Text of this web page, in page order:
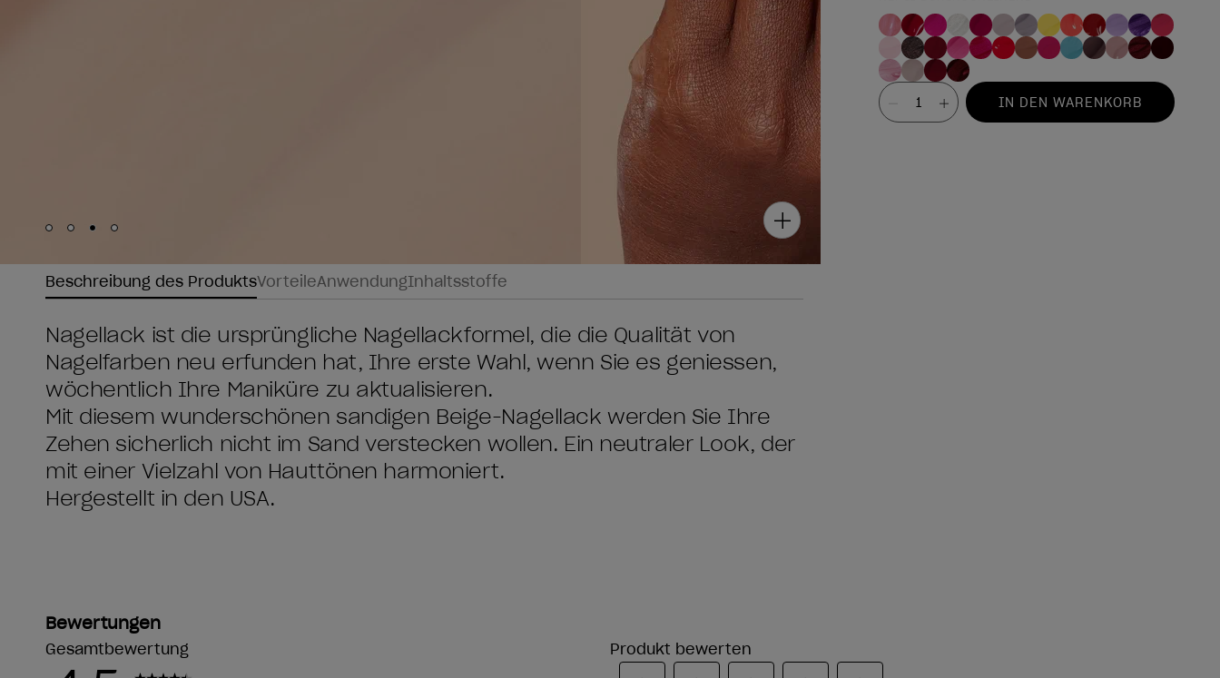
Skip to slide
Skip to slide
Skip to slide
Skip to slide
Wert
IN DEN WARENKORB
Beschreibung des ProduktsVorteileAnwendungInhaltsstoffe
Nagellack ist die ursprüngliche Nagellackformel, die die Qualität von
Nagelfarben neu erfunden hat, Ihre erste Wahl, wenn Sie es geniessen,
wöchentlich Ihre Maniküre zu aktualisieren.
Mit diesem wunderschönen sandigen Beige-Nagellack werden Sie Ihre
Zehen sicherlich nicht im Sand verstecken wollen. Ein neutraler Look, der
mit einer Vielzahl von Hauttönen harmoniert.
Hergestellt in den USA.